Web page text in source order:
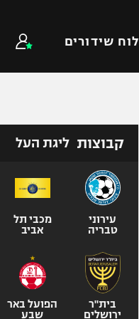
לוח שידורים
טניס
כדורעף
ספורט אולימפי
קבוצות ליגת העל
עירוני
טבריה
מכבי תל
אביב
בית"ר
ירושלים
הפועל באר
שבע